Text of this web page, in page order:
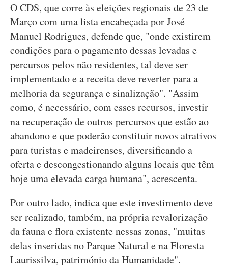
O CDS, que corre às eleições regionais de 23 de
Março com uma lista encabeçada por José
Manuel Rodrigues, defende que, "onde existirem
condições para o pagamento dessas levadas e
percursos pelos não residentes, tal deve ser
implementado e a receita deve reverter para a
melhoria da segurança e sinalização". "Assim
como, é necessário, com esses recursos, investir
na recuperação de outros percursos que estão ao
abandono e que poderão constituir novos atrativos
para turistas e madeirenses, diversificando a
oferta e descongestionando alguns locais que têm
hoje uma elevada carga humana", acrescenta.
Por outro lado, indica que este investimento deve
ser realizado, também, na própria revalorização
da fauna e flora existente nessas zonas, "muitas
delas inseridas no Parque Natural e na Floresta
Laurissilva, património da Humanidade".